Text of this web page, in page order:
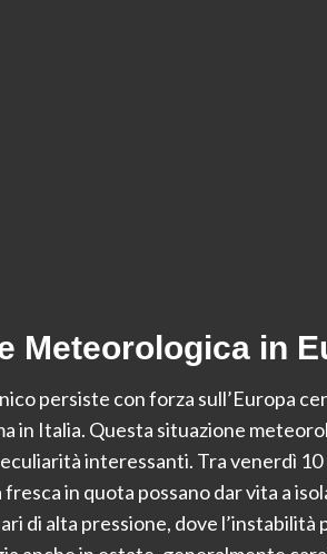
Meteorologica in
persiste con forza sull’Europa
in Italia. Questa situazione
interessanti. Tra venerdì 10
in quota possano dar vita a
di alta pressione, dove